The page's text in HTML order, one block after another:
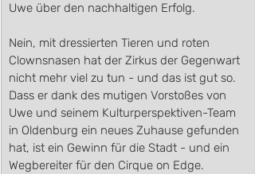
Uwe über den nachhaltigen Erfolg.
Nein, mit dressierten Tieren und roten
Clownsnasen hat der Zirkus der Gegenwart
nicht mehr viel zu tun - und das ist gut so.
Dass er dank des mutigen Vorstoßes von
Uwe und seinem Kulturperspektiven-Team
in Oldenburg ein neues Zuhause gefunden
hat, ist ein Gewinn für die Stadt - und ein
Wegbereiter für den Cirque on Edge.